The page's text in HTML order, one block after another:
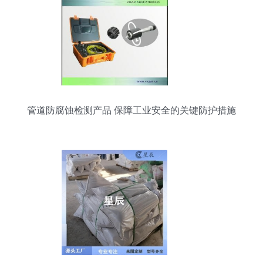
管道防腐蚀检测产品 保障工业安全的关键防护措施